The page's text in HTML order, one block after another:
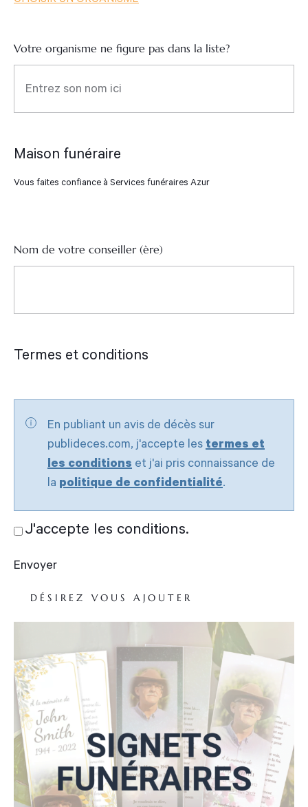
Votre organisme ne figure pas dans la liste?
Maison funéraire
Vous faites confiance à Services funéraires Azur
Nom de votre conseiller (ère)
Termes et conditions
Sans
titre
En publiant un avis de décès sur
publideces.com, j'accepte les termes et
les conditions et j'ai pris connaissance de
la politique de confidentialité.
J'accepte les conditions.
Envoyer
DÉSIREZ VOUS AJOUTER